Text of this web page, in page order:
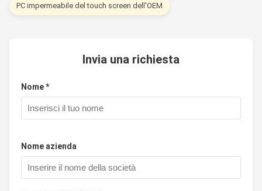
PC impermeabile del touch screen dell'OEM
Invia una richiesta
Nome *
Nome azienda